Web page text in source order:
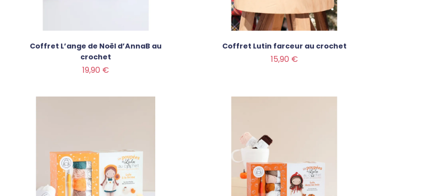
Coffret L’ange de Noël d’AnnaB au
crochet
19,90 €
Coffret Lutin farceur au crochet
15,90 €